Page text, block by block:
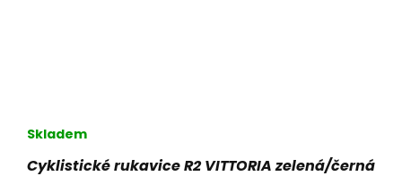
Cyklistické rukavice R2 VITTORIA zelená/černá
Skladem